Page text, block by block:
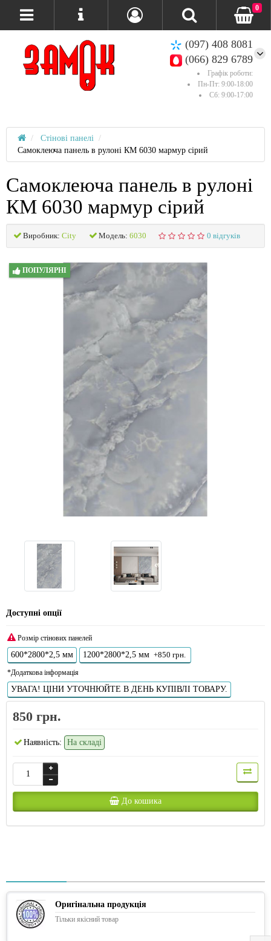
(097) 408 8081
(066) 829 6789
Графік роботи:
Пн-Пт: 9:00-18:00
Сб: 9:00-17:00
0
Стінові панелі
Самоклеюча панель в рулоні КМ 6030 мармур сірий
Самоклеюча панель в рулоні
КМ 6030 мармур сірий
Виробник: City Модель: 6030 0 відгуків
ПОПУЛЯРНІ
Доступні опції
Розмір стінових панелей
600*2800*2,5 мм 1200*2800*2,5 мм +850 грн.
*Додаткова інформація
УВАГА! ЦІНИ УТОЧНЮЙТЕ В ДЕНЬ КУПІВЛІ ТОВАРУ.
850 грн.
Наявність: На складі
До кошика
Оригінальна продукція
Тільки якісний товар